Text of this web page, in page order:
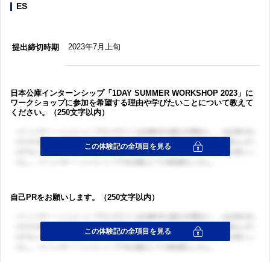
ES
提出締切時期 2023年7月上旬
日本公庫インターンシップ「1DAY SUMMER WORKSHOP 2023」に
ワークショップに参加を希望する理由や学びたいことについて教えて
ください。（250文字以内）
自己PRをお願いします。（250文字以内）